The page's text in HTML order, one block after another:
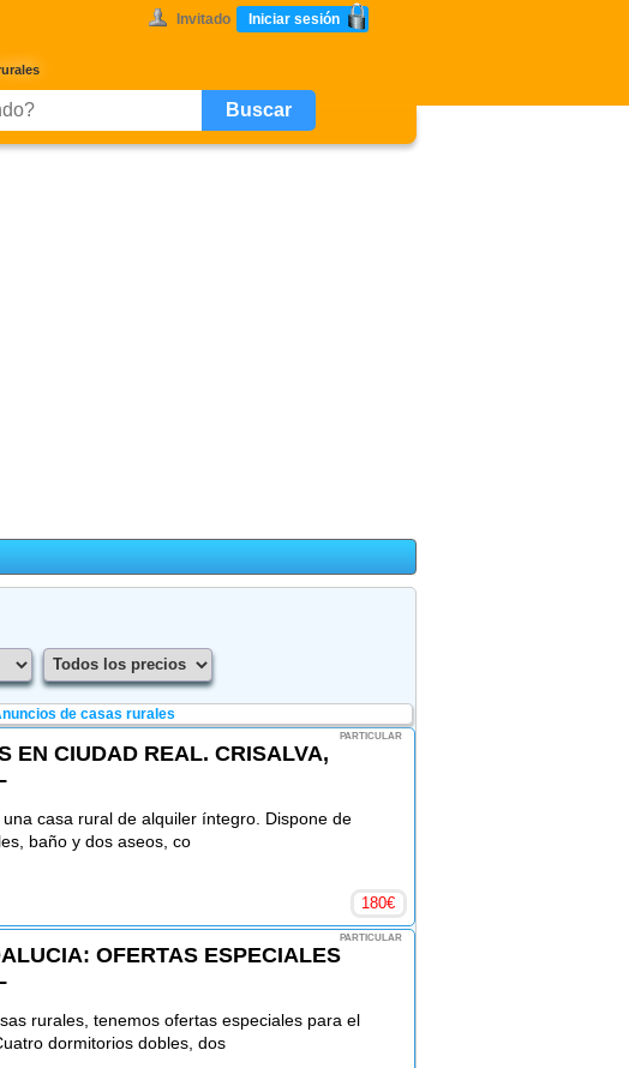
Invitado Iniciar sesión
de casas rurales
PARTICULAR
EN CIUDAD REAL. CRISALVA,
casa rural de alquiler íntegro. Dispone de
baño y dos aseos, co
180€
PARTICULAR
OFERTAS ESPECIALES
rurales, tenemos ofertas especiales para el
dormitorios dobles, dos